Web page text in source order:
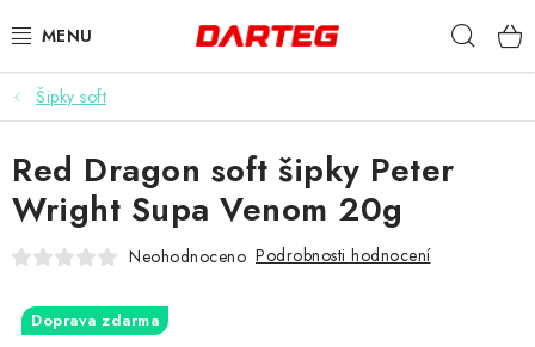
na
ŠIPKY
TERČE
DOPLŇKY K TERČI
Šipky soft
Red Dragon soft šipky Peter
Wright Supa Venom 20g
Neohodnoceno Podrobnosti hodnocení
Doprava zdarma